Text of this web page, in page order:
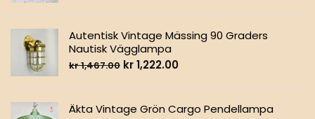
Autentisk Vintage Mässing 90 Graders
Nautisk Vägglampa
kr1,467.00 kr1,222.00
Äkta Vintage Grön Cargo Pendellampa